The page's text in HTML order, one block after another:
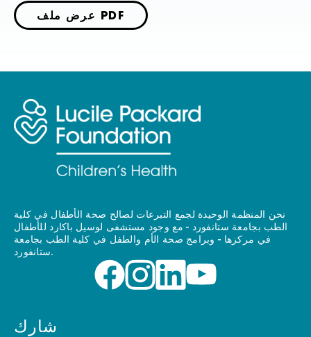
عرض ملف PDF
نحن المنظمة الوحيدة لجمع التبرعات لصالح صحة الأطفال في كلية
الطب بجامعة ستانفورد - مع وجود مستشفى لوسيل باكارد للأطفال
في مركزها - وبرامج صحة الأم والطفل في كلية الطب بجامعة
ستانفورد.
شارك